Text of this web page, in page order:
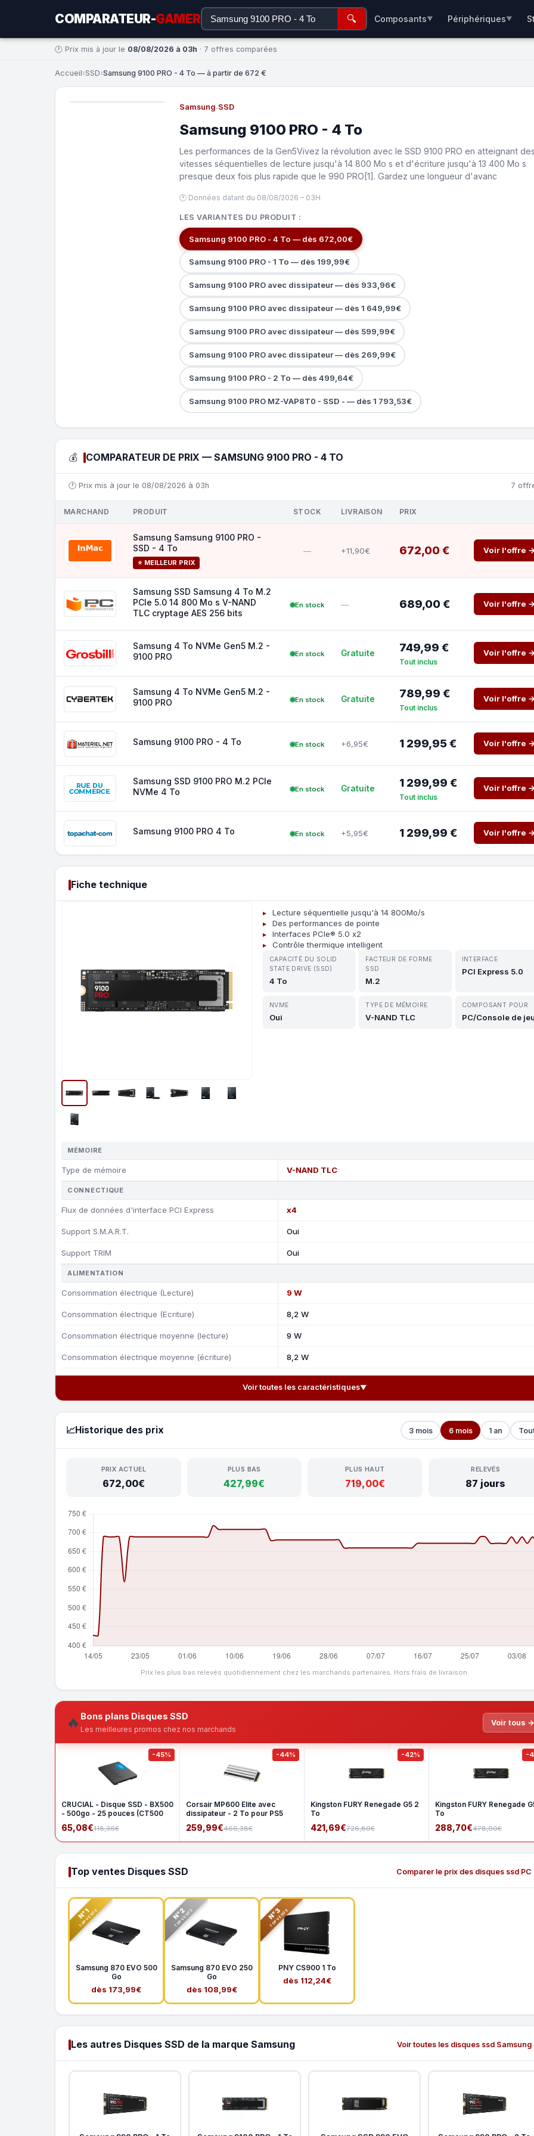
COMPARATEUR-GAMER 🔍 Composants▼ Périphériques▼
🕐 Prix mis à jour le 08/08/2026 à 03h · 7 offres comparées
Accueil›SSD›Samsung 9100 PRO - 4 To — à partir de 672 €
Samsung·SSD
Samsung 9100 PRO - 4 To
Les performances de la Gen5Vivez la révolution avec le SSD 9100 PRO en atteignant
vitesses séquentielles de lecture jusqu'à 14 800 Mo s et d'écriture jusqu'à 13 400 Mo s
presque deux fois plus rapide que le 990 PRO[1]. Gardez une longueur d'avanc
🕐 Données datant du 08/08/2026 – 03H
LES VARIANTES DU PRODUIT :
Samsung 9100 PRO - 4 To — dès 672,00€
Samsung 9100 PRO - 1 To — dès 199,99€
Samsung 9100 PRO avec dissipateur — dès 933,96€
Samsung 9100 PRO avec dissipateur — dès 1 649,99€
Samsung 9100 PRO avec dissipateur — dès 599,99€
Samsung 9100 PRO avec dissipateur — dès 269,99€
Samsung 9100 PRO - 2 To — dès 499,64€
Samsung 9100 PRO MZ-VAP8T0 - SSD - — dès 1 793,53€
💰 COMPARATEUR DE PRIX — SAMSUNG 9100 PRO - 4 TO
🕐 Prix mis à jour le 08/08/2026 à 03h 7
MARCHAND PRODUIT STOCK LIVRAISON PRIX
Samsung Samsung 9100 PRO -
SSD - 4 To
⭐ MEILLEUR PRIX
— +11,90€ 672,00 € Voir l'offre
Samsung SSD Samsung 4 To M.2
PCIe 5.0 14 800 Mo s V-NAND
TLC cryptage AES 256 bits
En stock — 689,00 € Voir l'offre
Samsung 4 To NVMe Gen5 M.2 -
9100 PRO
En stock Gratuite 749,99 €
Tout inclus
Voir l'offre
Samsung 4 To NVMe Gen5 M.2 -
9100 PRO
En stock Gratuite 789,99 €
Tout inclus
Voir l'offre
Samsung 9100 PRO - 4 To En stock +6,95€ 1 299,95 € Voir l'offre
Samsung SSD 9100 PRO M.2 PCIe
NVMe 4 To
En stock Gratuite 1 299,99 €
Tout inclus
Voir l'offre
Samsung 9100 PRO 4 To En stock +5,95€ 1 299,99 € Voir l'offre
Fiche technique
Lecture séquentielle jusqu'à 14 800Mo/s
Des performances de pointe
Interfaces PCIe® 5.0 x2
Contrôle thermique intelligent
CAPACITÉ DU SOLID
STATE DRIVE (SSD)
4 To
FACTEUR DE FORME
SSD
M.2
INTERFACE
PCI Express 5.0
NVME
Oui
TYPE DE MÉMOIRE
V-NAND TLC
COMPOSANT POUR
PC/Console de
MÉMOIRE
Type de mémoire V-NAND TLC
CONNECTIQUE
Flux de données d'interface PCI Express x4
Support S.M.A.R.T. Oui
Support TRIM Oui
ALIMENTATION
Consommation électrique (Lecture) 9 W
Consommation électrique (Ecriture) 8,2 W
Consommation électrique moyenne (lecture) 9 W
Consommation électrique moyenne (écriture) 8,2 W
Voir toutes les caractéristiques▼
📈Historique des prix 3 mois 6 mois 1 an
PRIX ACTUEL
672,00€
PLUS BAS
427,99€
PLUS HAUT
719,00€
RELEVÉS
87 jours
Prix les plus bas relevés quotidiennement chez les marchands partenaires. Hors frais de livraison.
🔥 Bons plans Disques SSD
Les meilleures promos chez nos marchands
Voir tous →
-45%
CRUCIAL - Disque SSD - BX500
- 500go - 25 pouces (CT500
65,08€118,36€
-44%
Corsair MP600 Elite avec
dissipateur - 2 To pour PS5
259,99€466,38€
-42%
Kingston FURY Renegade G5 2
To
421,69€726,80€
-
Kingston FURY Renegade
To
288,70€478,90€
Top ventes Disques SSD Comparer le prix des disques ssd
N°1
TOP VENTE
Samsung 870 EVO 500
Go
dès 173,99€
N°2
TOP VENTE
Samsung 870 EVO 250
Go
dès 108,99€
N°3
TOP VENTE
PNY CS900 1 To
dès 112,24€
Les autres Disques SSD de la marque Samsung Voir toutes les disques ssd